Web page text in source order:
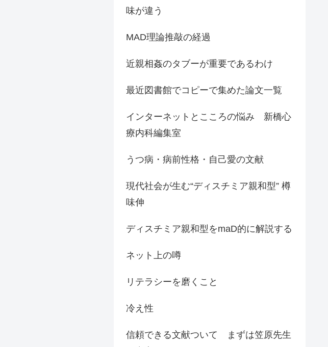
味が違う
MAD理論推敲の経過
近親相姦のタブーが重要であるわけ
最近図書館でコピーで集めた論文一覧
インターネットとこころの悩み 新橋心
療内科編集室
うつ病・病前性格・自己愛の文献
現代社会が生む“ディスチミア親和型” 樽
味伸
ディスチミア親和型をmaD的に解説する
ネット上の噂
リテラシーを磨くこと
冷え性
信頼できる文献ついて まずは笠原先生